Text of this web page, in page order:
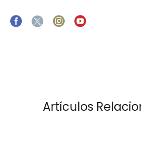
Artículos